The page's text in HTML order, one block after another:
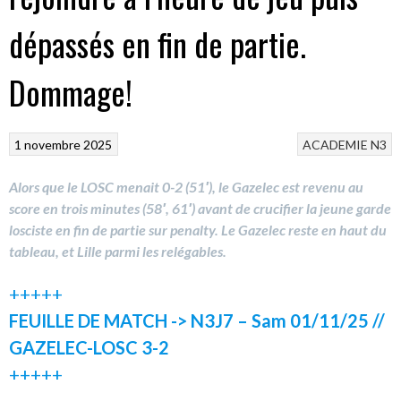
dépassés en fin de partie.
Dommage!
ACADEMIE N3
1 novembre 2025
Alors que le LOSC menait 0-2 (51′), le Gazelec est revenu au
score en trois minutes (58′, 61′) avant de crucifier la jeune garde
losciste en fin de partie sur penalty. Le Gazelec reste en haut du
tableau, et Lille parmi les relégables.
+++++
FEUILLE DE MATCH -> N3J7 – Sam 01/11/25 //
GAZELEC-LOSC 3-2
+++++